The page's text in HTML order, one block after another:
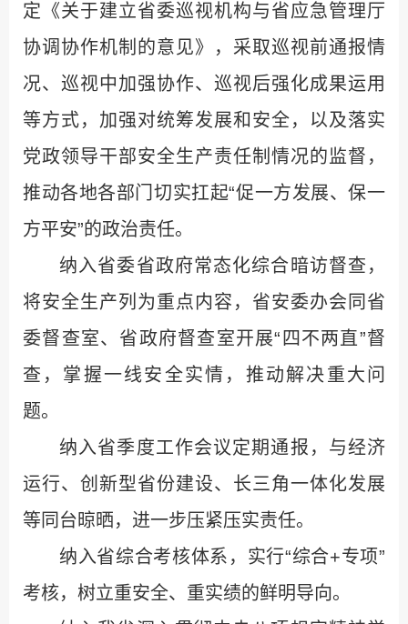
定《关于建立省委巡视机构与省应急管理厅
协调协作机制的意见》，采取巡视前通报情
况、巡视中加强协作、巡视后强化成果运用
等方式，加强对统筹发展和安全，以及落实
党政领导干部安全生产责任制情况的监督，
推动各地各部门切实扛起“促一方发展、保一
方平安”的政治责任。
纳入省委省政府常态化综合暗访督查，
将安全生产列为重点内容，省安委办会同省
委督查室、省政府督查室开展“四不两直”督
查，掌握一线安全实情，推动解决重大问
题。
纳入省季度工作会议定期通报，与经济
运行、创新型省份建设、长三角一体化发展
等同台晾晒，进一步压紧压实责任。
纳入省综合考核体系，实行“综合+专项”
考核，树立重安全、重实绩的鲜明导向。